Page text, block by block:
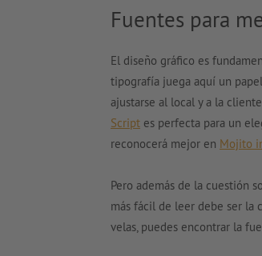
Fuentes para
El diseño gráfico es
tipografía juega aquí un
ajustarse al local y a la
Script es perfecta para un
reconocerá mejor en Mojito
Pero además de la cuestión
más fácil de leer debe ser la
velas, puedes encontrar la